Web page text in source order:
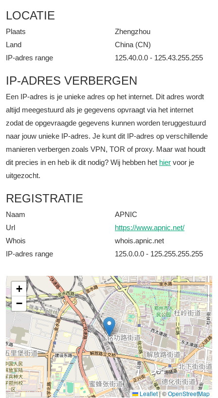
LOCATIE
Plaats
Zhengzhou
Land
China (CN)
IP-adres range
125.40.0.0 - 125.43.255.255
IP-ADRES VERBERGEN
Een IP-adres is je unieke adres op het internet. Dit adres wordt
altijd meegestuurd als je gegevens opvraagt via het internet
zodat de opgevraagde gegevens kunnen worden teruggestuurd
naar jouw unieke IP-adres. Je kunt dit IP-adres op verschillende
manieren verbergen zoals VPN, TOR of proxy. Maar wat houdt
dit precies in en heb ik dit nodig? Wij hebben het hier voor je
uitgezocht.
REGISTRATIE
Naam
APNIC
Url
https://www.apnic.net/
Whois
whois.apnic.net
IP-adres range
125.0.0.0 - 125.255.255.255
+
−
Leaflet|©OpenStreetMap